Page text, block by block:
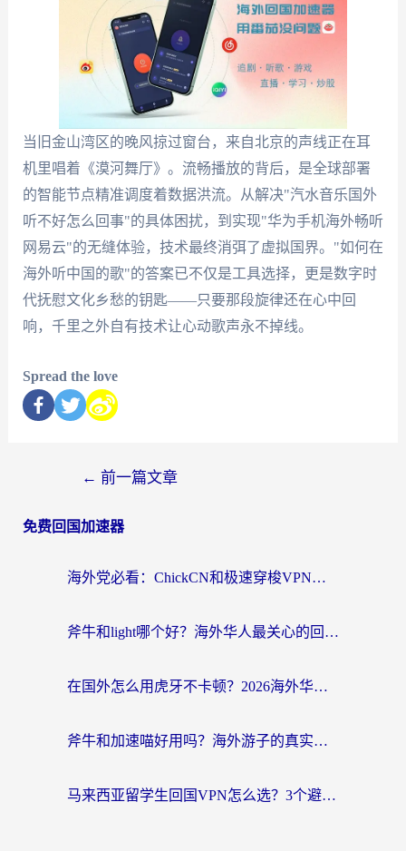
当旧金山湾区的晚风掠过窗台，来自北京的声线正在耳
机里唱着《漠河舞厅》。流畅播放的背后，是全球部署
的智能节点精准调度着数据洪流。从解决"汽水音乐国外
听不好怎么回事"的具体困扰，到实现"华为手机海外畅听
网易云"的无缝体验，技术最终消弭了虚拟国界。"如何在
海外听中国的歌"的答案已不仅是工具选择，更是数字时
代抚慰文化乡愁的钥匙——只要那段旋律还在心中回
响，千里之外自有技术让心动歌声永不掉线。
Spread the love
← 前一篇文章
免费回国加速器
海外党必看：ChickCN和极速穿梭VPN好用吗？3招教你选对回国加速器无缝刷国内资源
斧牛和light哪个好？海外华人最关心的回国加速器选择难题，一篇讲透
在国外怎么用虎牙不卡顿？2026海外华人亲测有效的回国加速器选择指南
斧牛和加速喵好用吗？海外游子的真实选择困境
马来西亚留学生回国VPN怎么选？3个避坑点+1款实测好用的加速器推荐